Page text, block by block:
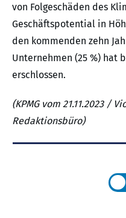
von Folgeschäden des
Geschäftspotential in
den kommenden zehn
Unternehmen (25 %) hat
erschlossen.
(KPMG vom 21.11.2023 /
Redaktionsbüro)